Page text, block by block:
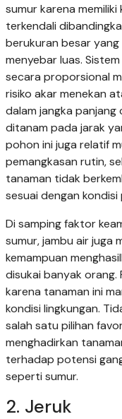
sumur karena
terkendali
berukuran besar yang
menyebar luas.
secara proporsional
risiko akar menekan
dalam jangka
ditanam pada jarak
pohon ini juga relatif
pemangkasan rutin,
tanaman tidak
sesuai dengan
Di samping faktor
sumur, jambu air juga
kemampuan
disukai banyak
karena tanaman ini
kondisi lingkungan.
salah satu pilihan
menghadirkan
terhadap potensi
seperti sumur.
2. Jeruk